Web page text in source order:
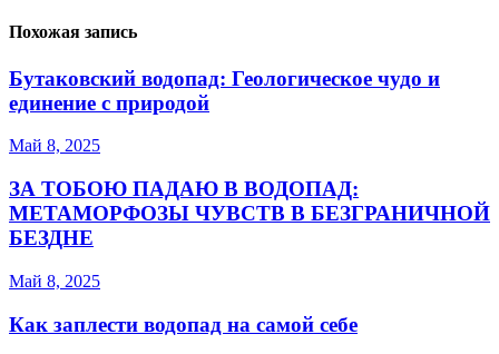
Похожая запись
Бутаковский водопад: Геологическое чудо и
единение с природой
Май 8, 2025
ЗА ТОБОЮ ПАДАЮ В ВОДОПАД:
МЕТАМОРФОЗЫ ЧУВСТВ В БЕЗГРАНИЧНОЙ
БЕЗДНЕ
Май 8, 2025
Как заплести водопад на самой себе